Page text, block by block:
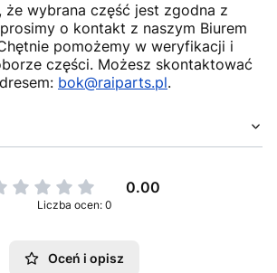
że wybrana część jest zgodna z
o kontakt z naszym Biurem
pomożemy w weryfikacji i
części. Możesz skontaktować
bok@raiparts.pl.
0.00
Liczba ocen: 0
Oceń i opisz